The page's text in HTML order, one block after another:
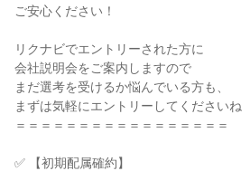
ご安心ください！
リクナビでエントリーされた方に
会社説明会をご案内しますので
まだ選考を受けるか悩んでいる方も、
まずは気軽にエントリーしてくださいね
＝＝＝＝＝＝＝＝＝＝＝＝＝＝＝＝＝
✅ 【初期配属確約】